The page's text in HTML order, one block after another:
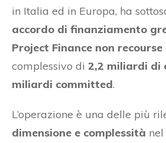
in Italia ed in Europa, ha
accordo di finanziamento
Project Finance non recourse
complessivo di 2,2 miliardi di
miliardi committed.
L’operazione è una delle più
dimensione e complessità